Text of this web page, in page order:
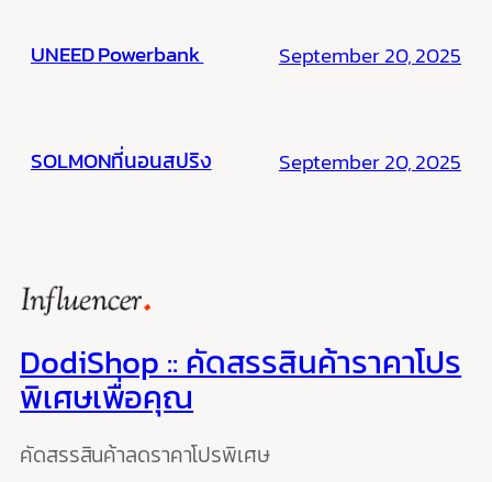
UNEED Powerbank September 20, 2025
SOLMONที่นอนสปริง September 20, 2025
DodiShop :: คัดสรรสินค้าราคาโปร
พิเศษเพื่อคุณ
คัดสรรสินค้าลดราคาโปรพิเศษ